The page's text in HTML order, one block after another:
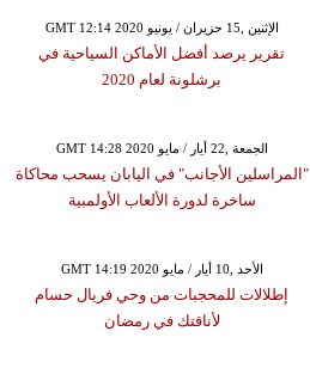
GMT 12:14 2020 الإثنين ,15 حزيران / يونيو
تقرير يرصد أفضل الأماكن السياحية في
برشلونة لعام 2020
GMT 14:28 2020 الجمعة ,22 أيار / مايو
"المراسلين الأجانب" في اليابان يسحب محاكاة
ساخرة لدورة الألعاب الأولمبية
GMT 14:19 2020 الأحد ,10 أيار / مايو
إطلالات للمحجبات من وحي فريال حسام
لأناقتك في رمضان